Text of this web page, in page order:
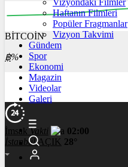
00:00 00:00 00:00
BİTCOİN
฿%
Vizyondaki Filmler
Haftanın Filmleri
Popüler Fragmanlar
Vizyon Takvimi
Gündem
Spor
Ekonomi
Magazin
Videolar
Galeri
İmsakVakti
02:00
İstanbul AÇIK 28°